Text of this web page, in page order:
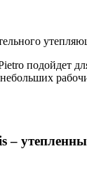
подойдет
–